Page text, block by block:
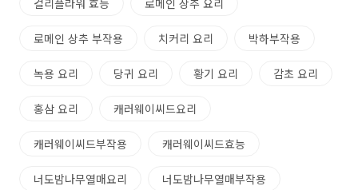
컬리플라워 효능 로메인 상추 요리
로메인 상추 부작용 치커리 요리 박하부작용
녹용 요리 당귀 요리 황기 요리 감초 요리
홍삼 요리 캐러웨이씨드요리
캐러웨이씨드부작용 캐러웨이씨드효능
너도밤나무열매요리 너도밤나무열매부작용